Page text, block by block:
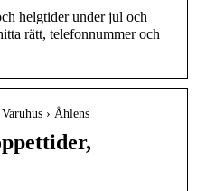
helgtider under jul och
rätt, telefonnummer och
› Åhlens